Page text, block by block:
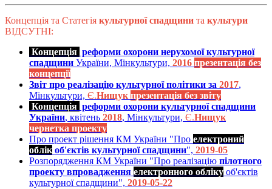
Концепція та Статегія культурної спадщини та культури
ВІДСУТНІ:
Концепція реформи охорони нерухомої культурної
спадщини України, Мінкультури, 2016 презентація без
концепції
Звіт про реалізацію культурної політики за 2017,
Мінкультури, Є.Нищук презентація без звіту
Концепція реформи охорони культурної спадщини
України, квітень 2018, Мінкультури, Є.Нищук
чернетка проекту
Про проект рішення КМ України "Про електроний
облік об'єктів культурної спадщини", 2019-05
Розпорядження КМ України "Про реалізацію пілотного
проекту впровадження електронного обліку об'єктів
культурної спадщини", 2019-05-22